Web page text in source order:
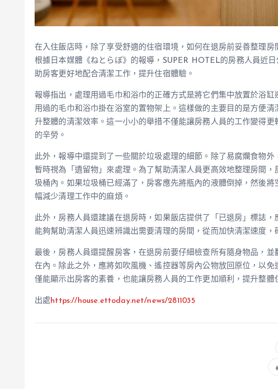
在入住飯店時，除了享受舒適的住宿環境，如何在退房前妥善整理房
根據日本媒體《ねとらぼ》的報導，SUPER HOTEL的房務人員近
助房客更好地配合清潔工作，提升住宿體驗。
報導指出，處理用過毛巾和浴巾的正確方式是將它們集中放置於浴
用過的毛巾和浴巾掛在浴室的置物架上。這樣做的主要目的是方便
升整體的清潔效率。這一小小的舉措不僅能讓房務人員的工作變得
的辛勞。
此外，報導中還提到了一些關於垃圾處理的細節。除了易腐爛食物
暫時視為「遺留物」來處理。為了幫助清潔人員更高效地整理房間
圾桶內。如果垃圾桶已經滿了，房客應先將瓶內的液體倒掉，然後
幅減少清理工作中的麻煩。
此外，房務人員還建議在退房時，如果飯店提供了「已退房」標誌
能夠幫助清潔人員迅速辨識出需要清理的房間，從而加快清潔速度，
最後，房務人員還提醒房客，在退房前要仔細檢查所有隨身物品，
在內。除此之外，應將如吹風機、遙控器等房內公物放回原位，以
僅能顯示出房客的素養，也能讓房務人員的工作更加順利，提升整體
出處https://house.ettoday.net/news/2811035